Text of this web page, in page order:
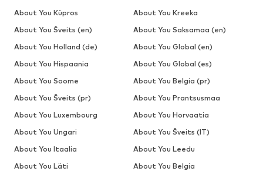
About You Küpros
About You Kreeka
About You Šveits (en)
About You Saksamaa (en)
About You Holland (de)
About You Global (en)
About You Hispaania
About You Global (es)
About You Soome
About You Belgia (pr)
About You Šveits (pr)
About You Prantsusmaa
About You Luxembourg
About You Horvaatia
About You Ungari
About You Šveits (IT)
About You Itaalia
About You Leedu
About You Läti
About You Belgia